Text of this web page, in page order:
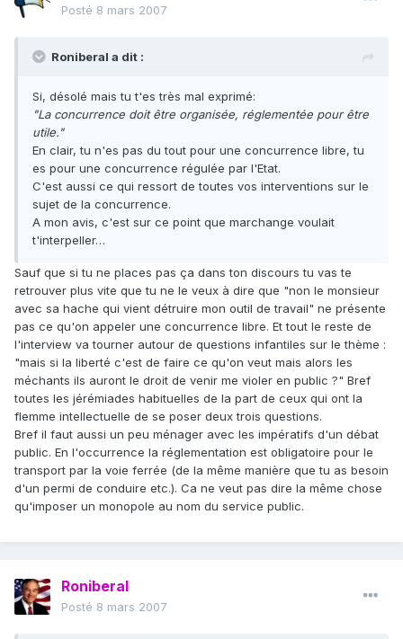
Posté 8 mars 2007
Roniberal a dit :
Si, désolé mais tu t'es très mal exprimé:
"La concurrence doit être organisée, réglementée pour être
utile."
En clair, tu n'es pas du tout pour une concurrence libre, tu
es pour une concurrence régulée par l'Etat.
C'est aussi ce qui ressort de toutes vos interventions sur le
sujet de la concurrence.
A mon avis, c'est sur ce point que marchange voulait
t'interpeller…
Sauf que si tu ne places pas ça dans ton discours tu vas te
retrouver plus vite que tu ne le veux à dire que "non le monsieur
avec sa hache qui vient détruire mon outil de travail" ne présente
pas ce qu'on appeler une concurrence libre. Et tout le reste de
l'interview va tourner autour de questions infantiles sur le thème :
"mais si la liberté c'est de faire ce qu'on veut mais alors les
méchants ils auront le droit de venir me violer en public ?" Bref
toutes les jérémiades habituelles de la part de ceux qui ont la
flemme intellectuelle de se poser deux trois questions.
Bref il faut aussi un peu ménager avec les impératifs d'un débat
public. En l'occurrence la réglementation est obligatoire pour le
transport par la voie ferrée (de la même manière que tu as besoin
d'un permi de conduire etc.). Ca ne veut pas dire la même chose
qu'imposer un monopole au nom du service public.
Roniberal
Posté 8 mars 2007